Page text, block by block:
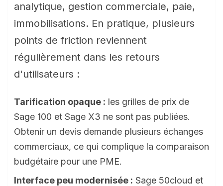
analytique, gestion commerciale, paie,
immobilisations. En pratique, plusieurs
points de friction reviennent
régulièrement dans les retours
d'utilisateurs :
Tarification opaque : les grilles de prix de
Sage 100 et Sage X3 ne sont pas publiées.
Obtenir un devis demande plusieurs échanges
commerciaux, ce qui complique la comparaison
budgétaire pour une PME.
Interface peu modernisée : Sage 50cloud et